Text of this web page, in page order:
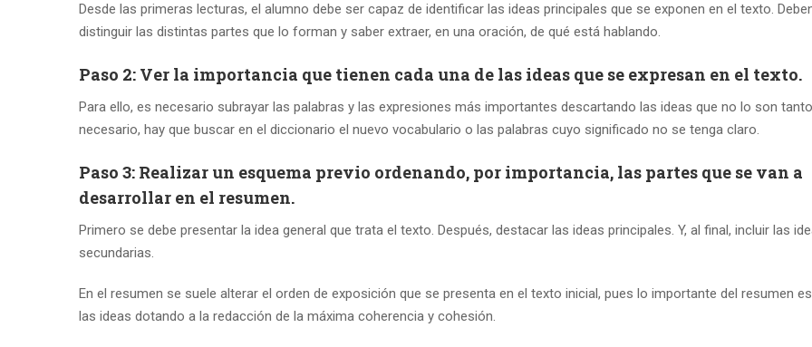
Desde las primeras lecturas, el alumno debe ser capaz de identificar las ideas principales que se exponen en el texto.
distinguir las distintas partes que lo forman y saber extraer, en una oración, de qué está hablando.
Paso 2: Ver la importancia que tienen cada una de las ideas que se expresan en el texto.
Para ello, es necesario subrayar las palabras y las expresiones más importantes descartando las ideas que no lo son
necesario, hay que buscar en el diccionario el nuevo vocabulario o las palabras cuyo significado no se tenga claro.
Paso 3: Realizar un esquema previo ordenando, por importancia, las partes que se van a
desarrollar en el resumen.
Primero se debe presentar la idea general que trata el texto. Después, destacar las ideas principales. Y, al final, incluir las
secundarias.
En el resumen se suele alterar el orden de exposición que se presenta en el texto inicial, pues lo importante del resumen
las ideas dotando a la redacción de la máxima coherencia y cohesión.